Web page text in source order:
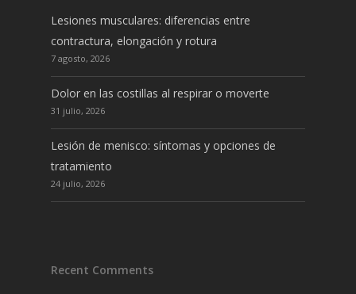
Lesiones musculares: diferencias entre
contractura, elongación y rotura
7 agosto, 2026
Dolor en las costillas al respirar o moverte
31 julio, 2026
Lesión de menisco: síntomas y opciones de
tratamiento
24 julio, 2026
Recent Comments